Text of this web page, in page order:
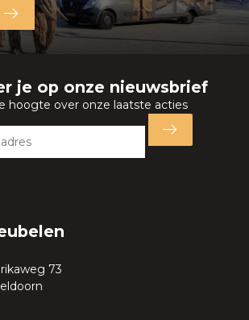
je op onze nieuwsbrief
hoogte over onze laatste acties
73